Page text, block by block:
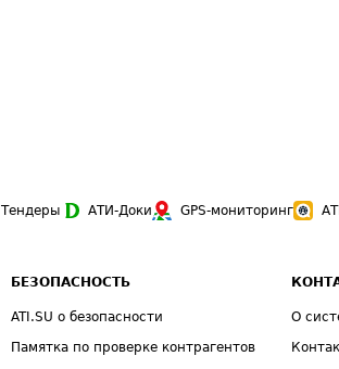
Тендеры АТИ-Доки GPS-мониторинг
БЕЗОПАСНОСТЬ
ATI.SU о безопасности
Памятка по проверке контрагентов
О